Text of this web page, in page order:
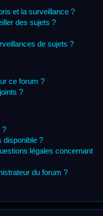
et la surveillance ?
des sujets ?
de sujets ?
ce forum ?
?
?
disponible ?
légales concernant
du forum ?